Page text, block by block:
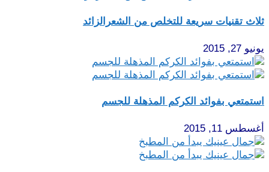
ثلاث تقنيات سريعة للتخلص من الشعرالزائد
يونيو 27, 2015
استمتعي بفوائد الكركم المذهلة للجسم
أغسطس 11, 2015